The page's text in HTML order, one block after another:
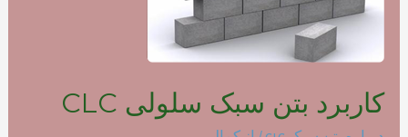
بتن
کاربرد بتن سبک سلولی CLC